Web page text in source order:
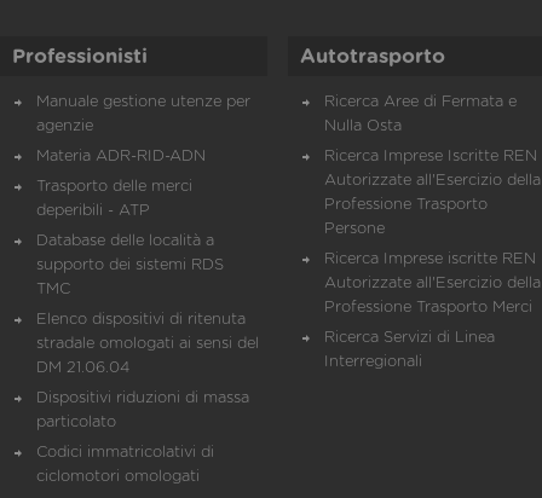
Professionisti
Manuale gestione utenze per
agenzie
Materia ADR-RID-ADN
Trasporto delle merci
deperibili - ATP
Database delle località a
supporto dei sistemi RDS
TMC
Elenco dispositivi di ritenuta
stradale omologati ai sensi del
DM 21.06.04
Dispositivi riduzioni di massa
particolato
Codici immatricolativi di
ciclomotori omologati
Autotrasporto
Ricerca Aree di Fermata e
Nulla Osta
Ricerca Imprese Iscritte REN
Autorizzate all'Esercizio della
Professione Trasporto
Persone
Ricerca Imprese iscritte REN
Autorizzate all'Esercizio della
Professione Trasporto Merci
Ricerca Servizi di Linea
Interregionali